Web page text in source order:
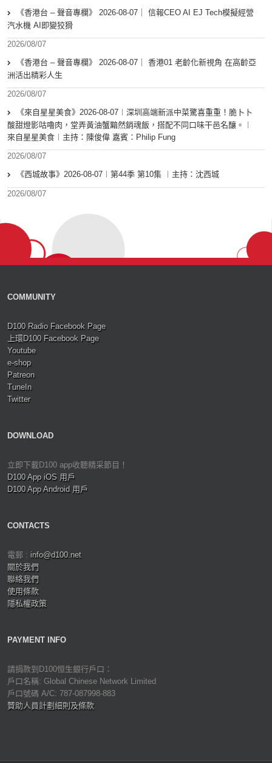
《香港台 – 聲音專欄》 2026-08-07｜ 信報CEO AI EJ Tech模擬經營
汽水機 AI即變狡猾
2026/08/07
《香港台 – 聲音專欄》 2026-08-07｜ 香港01 老齡化新視角 在高齡亞
洲活出精彩人生
2026/08/07
《來自星星美食》2026-08-07︱深圳高端新派中菜驚喜重重！脆卜卜
酸甜燈影咕嚕肉，堂弄黃油蟹黯然銷魂飯，搭配不同口味干邑名釀。︱
來自星星美食︱主持：陳俊偉 嘉賓：Philip Fung
2026/08/07
《西城故事》2026-08-07︱第44季 第10集 ︱主持：沈西城
2026/08/07
COMMUNITY
D100 Radio Facebook Page
上環D100 Facebook Page
Youtube
e-shop
Patreon
TuneIn
Twitter
DOWNLOAD
立即下載D100 app收聽精采節目！
D100 App iOS 用戶
D100 App Android 用戶
CONTACTS
電郵 : info@d100.net
關於我們
聯絡我們
使用條款
隱私權政策
PAYMENT INFO
請捐款到D100恒生銀行戶口：
戶口名稱: Global Chinese Network Limited
戶口號碼 A/C: 787-087998-883
贊助人員計劃細則及條款